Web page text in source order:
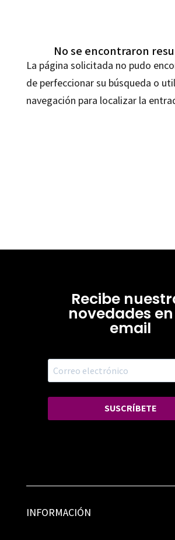
No se encontraron
La página solicitada no pudo
de perfeccionar su búsqueda o
navegación para localizar la
Recibe
novedades
email
SUSCRÍBETE
INFORMACIÓN